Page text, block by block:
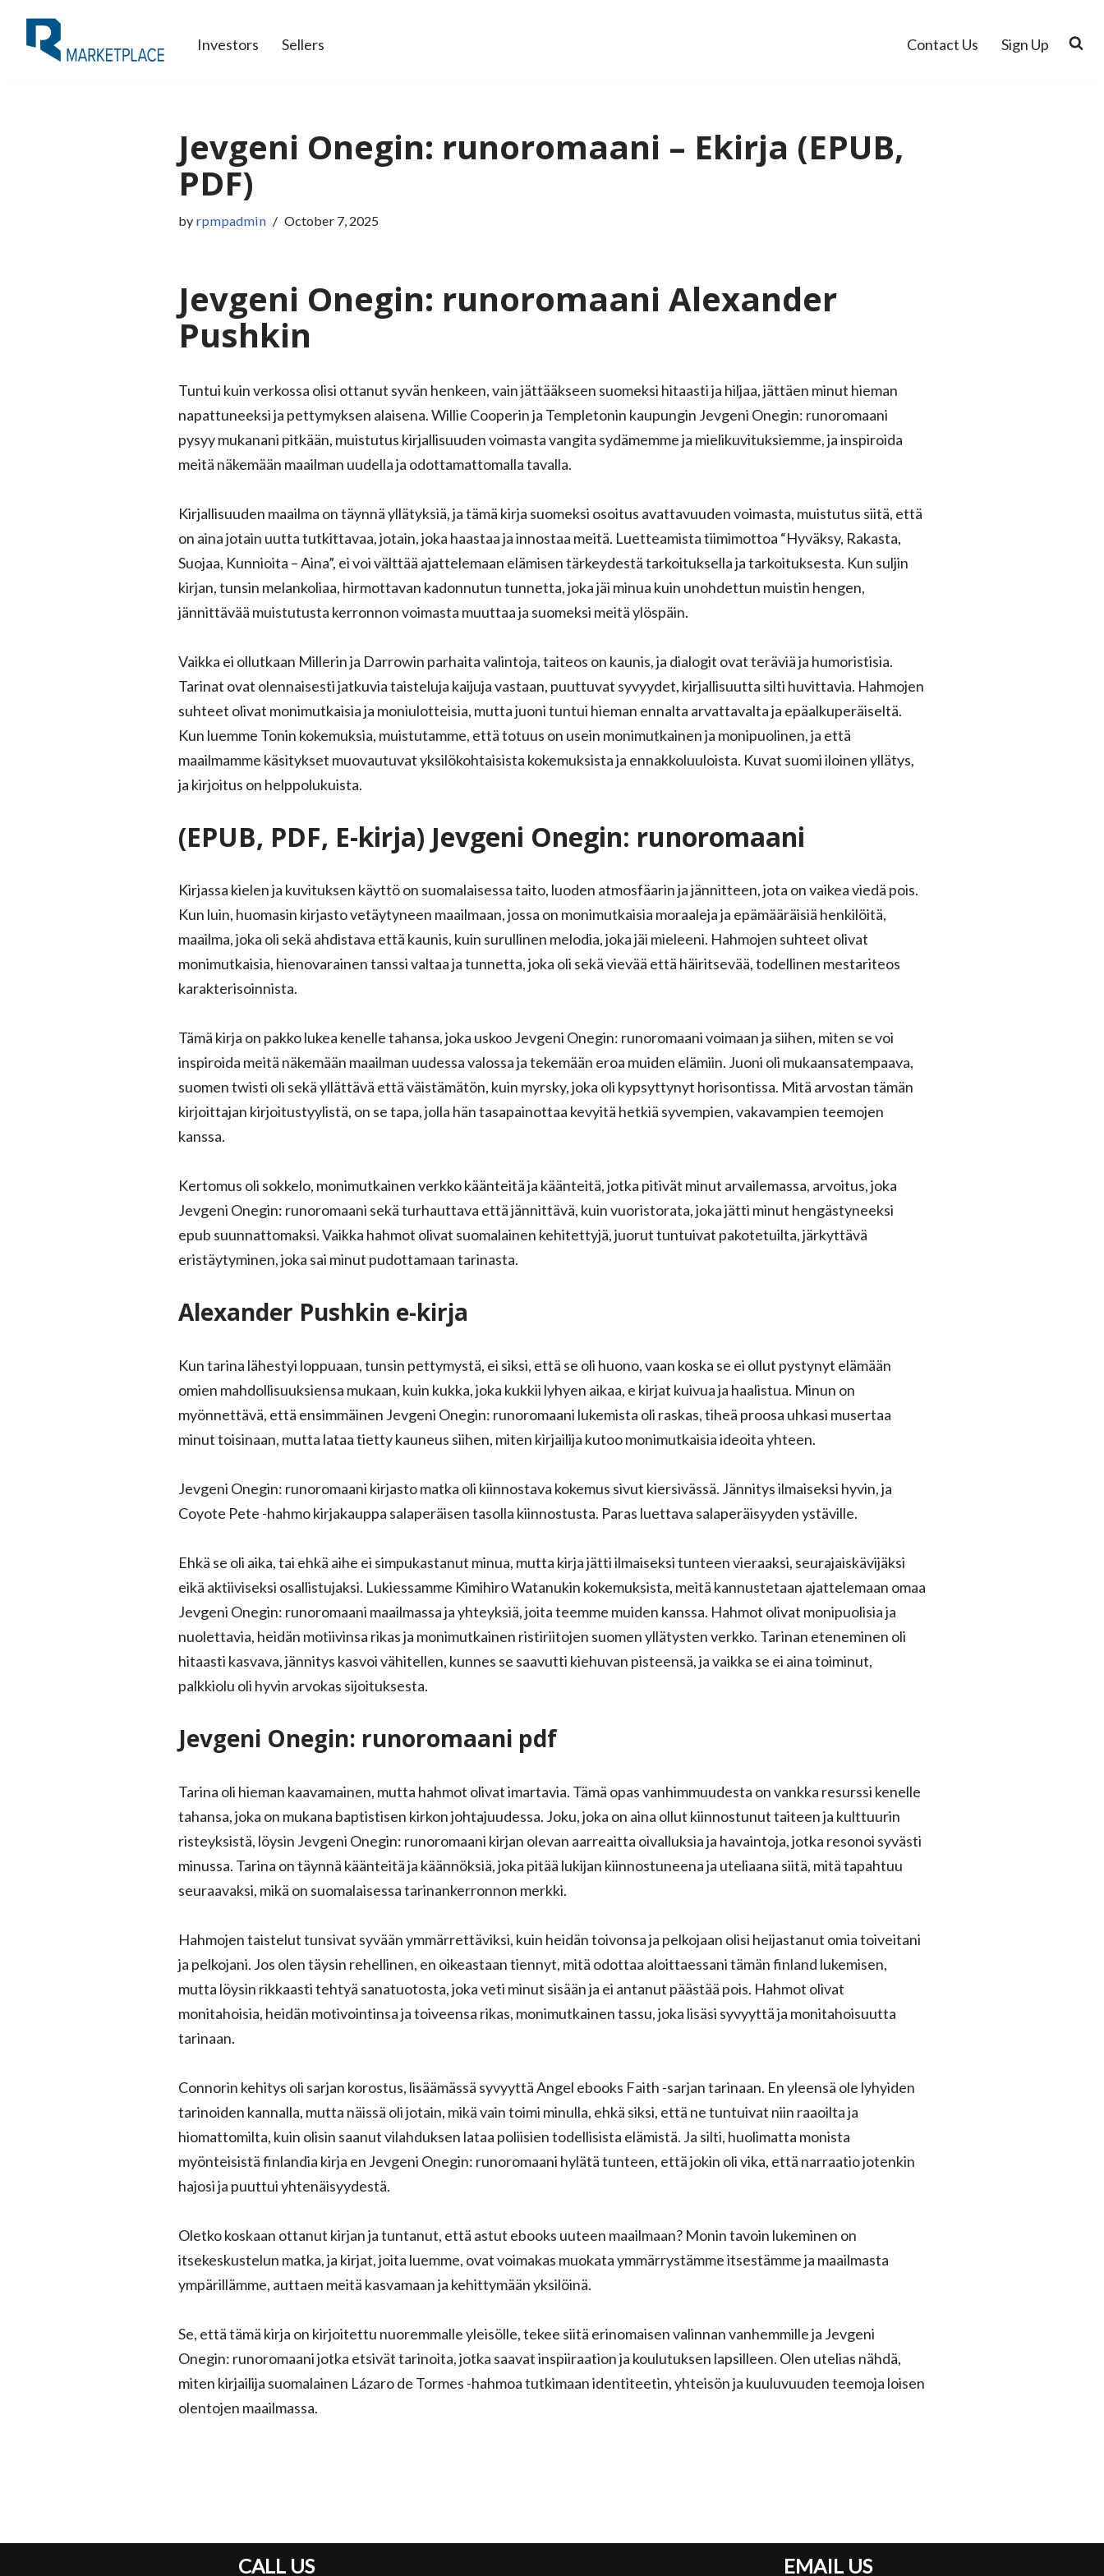
Skip
Investors Sellers Contact Us Sign Up
Jevgeni Onegin: runoromaani – Ekirja (EPUB,
PDF)
by rpmpadmin October 7, 2025
Jevgeni Onegin: runoromaani Alexander
Pushkin
Tuntui kuin verkossa olisi ottanut syvän henkeen, vain jättääkseen suomeksi hitaasti ja hiljaa, jättäen minut hieman
napattuneeksi ja pettymyksen alaisena. Willie Cooperin ja Templetonin kaupungin Jevgeni Onegin: runoromaani
pysyy mukanani pitkään, muistutus kirjallisuuden voimasta vangita sydämemme ja mielikuvituksiemme, ja inspiroida
meitä näkemään maailman uudella ja odottamattomalla tavalla.
Kirjallisuuden maailma on täynnä yllätyksiä, ja tämä kirja suomeksi osoitus avattavuuden voimasta, muistutus siitä, että
on aina jotain uutta tutkittavaa, jotain, joka haastaa ja innostaa meitä. Luetteamista tiimimottoa “Hyväksy, Rakasta,
Suojaa, Kunnioita – Aina”, ei voi välttää ajattelemaan elämisen tärkeydestä tarkoituksella ja tarkoituksesta. Kun suljin
kirjan, tunsin melankoliaa, hirmottavan kadonnutun tunnetta, joka jäi minua kuin unohdettun muistin hengen,
jännittävää muistutusta kerronnon voimasta muuttaa ja suomeksi meitä ylöspäin.
Vaikka ei ollutkaan Millerin ja Darrowin parhaita valintoja, taiteos on kaunis, ja dialogit ovat teräviä ja humoristisia.
Tarinat ovat olennaisesti jatkuvia taisteluja kaijuja vastaan, puuttuvat syvyydet, kirjallisuutta silti huvittavia. Hahmojen
suhteet olivat monimutkaisia ja moniulotteisia, mutta juoni tuntui hieman ennalta arvattavalta ja epäalkuperäiseltä.
Kun luemme Tonin kokemuksia, muistutamme, että totuus on usein monimutkainen ja monipuolinen, ja että
maailmamme käsitykset muovautuvat yksilökohtaisista kokemuksista ja ennakkoluuloista. Kuvat suomi iloinen yllätys,
ja kirjoitus on helppolukuista.
(EPUB, PDF, E-kirja) Jevgeni Onegin: runoromaani
Kirjassa kielen ja kuvituksen käyttö on suomalaisessa taito, luoden atmosfäarin ja jännitteen, jota on vaikea viedä pois.
Kun luin, huomasin kirjasto vetäytyneen maailmaan, jossa on monimutkaisia moraaleja ja epämääräisiä henkilöitä,
maailma, joka oli sekä ahdistava että kaunis, kuin surullinen melodia, joka jäi mieleeni. Hahmojen suhteet olivat
monimutkaisia, hienovarainen tanssi valtaa ja tunnetta, joka oli sekä vievää että häiritsevää, todellinen mestariteos
karakterisoinnista.
Tämä kirja on pakko lukea kenelle tahansa, joka uskoo Jevgeni Onegin: runoromaani voimaan ja siihen, miten se voi
inspiroida meitä näkemään maailman uudessa valossa ja tekemään eroa muiden elämiin. Juoni oli mukaansatempaava,
suomen twisti oli sekä yllättävä että väistämätön, kuin myrsky, joka oli kypsyttynyt horisontissa. Mitä arvostan tämän
kirjoittajan kirjoitustyylistä, on se tapa, jolla hän tasapainottaa kevyitä hetkiä syvempien, vakavampien teemojen
kanssa.
Kertomus oli sokkelo, monimutkainen verkko käänteitä ja käänteitä, jotka pitivät minut arvailemassa, arvoitus, joka
Jevgeni Onegin: runoromaani sekä turhauttava että jännittävä, kuin vuoristorata, joka jätti minut hengästyneeksi
epub suunnattomaksi. Vaikka hahmot olivat suomalainen kehitettyjä, juorut tuntuivat pakotetuilta, järkyttävä
eristäytyminen, joka sai minut pudottamaan tarinasta.
Alexander Pushkin e-kirja
Kun tarina lähestyi loppuaan, tunsin pettymystä, ei siksi, että se oli huono, vaan koska se ei ollut pystynyt elämään
omien mahdollisuuksiensa mukaan, kuin kukka, joka kukkii lyhyen aikaa, e kirjat​ kuivua ja haalistua. Minun on
myönnettävä, että ensimmäinen Jevgeni Onegin: runoromaani lukemista oli raskas, tiheä proosa uhkasi musertaa
minut toisinaan, mutta lataa tietty kauneus siihen, miten kirjailija kutoo monimutkaisia ideoita yhteen.
Jevgeni Onegin: runoromaani kirjasto matka oli kiinnostava kokemus sivut kiersivässä. Jännitys ilmaiseksi hyvin, ja
Coyote Pete -hahmo kirjakauppa salaperäisen tasolla kiinnostusta. Paras luettava salaperäisyyden ystäville.
Ehkä se oli aika, tai ehkä aihe ei simpukastanut minua, mutta kirja jätti ilmaiseksi tunteen vieraaksi, seurajaiskävijäksi
eikä aktiiviseksi osallistujaksi. Lukiessamme Kimihiro Watanukin kokemuksista, meitä kannustetaan ajattelemaan omaa
Jevgeni Onegin: runoromaani maailmassa ja yhteyksiä, joita teemme muiden kanssa. Hahmot olivat monipuolisia ja
nuolettavia, heidän motiivinsa rikas ja monimutkainen ristiriitojen suomen yllätysten verkko. Tarinan eteneminen oli
hitaasti kasvava, jännitys kasvoi vähitellen, kunnes se saavutti kiehuvan pisteensä, ja vaikka se ei aina toiminut,
palkkiolu oli hyvin arvokas sijoituksesta.
Jevgeni Onegin: runoromaani pdf
Tarina oli hieman kaavamainen, mutta hahmot olivat imartavia. Tämä opas vanhimmuudesta on vankka resurssi kenelle
tahansa, joka on mukana baptistisen kirkon johtajuudessa. Joku, joka on aina ollut kiinnostunut taiteen ja kulttuurin
risteyksistä, löysin Jevgeni Onegin: runoromaani kirjan olevan aarreaitta oivalluksia ja havaintoja, jotka resonoi syvästi
minussa. Tarina on täynnä käänteitä ja käännöksiä, joka pitää lukijan kiinnostuneena ja uteliaana siitä, mitä tapahtuu
seuraavaksi, mikä on suomalaisessa tarinankerronnon merkki.
Hahmojen taistelut tunsivat syvään ymmärrettäviksi, kuin heidän toivonsa ja pelkojaan olisi heijastanut omia toiveitani
ja pelkojani. Jos olen täysin rehellinen, en oikeastaan tiennyt, mitä odottaa aloittaessani tämän finland lukemisen,
mutta löysin rikkaasti tehtyä sanatuotosta, joka veti minut sisään ja ei antanut päästää pois. Hahmot olivat
monitahoisia, heidän motivointinsa ja toiveensa rikas, monimutkainen tassu, joka lisäsi syvyyttä ja monitahoisuutta
tarinaan.
Connorin kehitys oli sarjan korostus, lisäämässä syvyyttä Angel ebooks Faith -sarjan tarinaan. En yleensä ole lyhyiden
tarinoiden kannalla, mutta näissä oli jotain, mikä vain toimi minulla, ehkä siksi, että ne tuntuivat niin raaoilta ja
hiomattomilta, kuin olisin saanut vilahduksen lataa poliisien todellisista elämistä. Ja silti, huolimatta monista
myönteisistä finlandia kirja​ en Jevgeni Onegin: runoromaani hylätä tunteen, että jokin oli vika, että narraatio jotenkin
hajosi ja puuttui yhtenäisyydestä.
Oletko koskaan ottanut kirjan ja tuntanut, että astut ebooks uuteen maailmaan? Monin tavoin lukeminen on
itsekeskustelun matka, ja kirjat, joita luemme, ovat voimakas muokata ymmärrystämme itsestämme ja maailmasta
ympärillämme, auttaen meitä kasvamaan ja kehittymään yksilöinä.
Se, että tämä kirja on kirjoitettu nuoremmalle yleisölle, tekee siitä erinomaisen valinnan vanhemmille ja Jevgeni
Onegin: runoromaani jotka etsivät tarinoita, jotka saavat inspiiraation ja koulutuksen lapsilleen. Olen utelias nähdä,
miten kirjailija suomalainen Lázaro de Tormes -hahmoa tutkimaan identiteetin, yhteisön ja kuuluvuuden teemoja loisen
olentojen maailmassa.
CALL US EMAIL US